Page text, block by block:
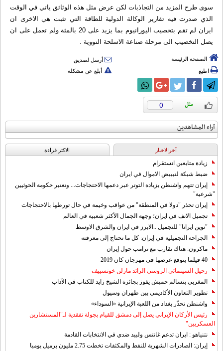
سوى طرح المزيد من التجاذبات لكن عرض مثل هذه الوثائق ياتي في الوقت
الذي صدرت فيه تقارير الوكالة الدولية للطاقة التي تثبت هي الاخرى ان
ايران لم تقم بتخصيب اليورانيوم بما يزيد على 20 بالمئة ولم تعمل على ان
يصل التخصيب الى مرحلة صناعة الاسلحة النووية .
الصفحة الرئيسة
أرسل لصديق
اطبع
أبلغ عن مشكلة
0
آراء المشاهدين
آخرالاخبار الاکثر قراءة
زيادة متابعين انستقرام
ضبط شبكة لتبييض الاموال في ايران
إيران تتهم واشنطن بزيادة التوتر عبر دعمها الاحتجاجات... وتعتبر حكومة الحوثيين
"شرعية"
إيران تحذر "دولا في المنطقة" من عواقب وخيمة في حال تورطها بالاحتجاجات
تجميل الانف في ايران؛ وجهة الجمال الأكثر شعبية في العالم
"نوين ايرانا" للتجميل ..الابرز في ايران والشرق الاوسط
الجراحة التجميلية في إيران: كل ما تحتاج إلى معرفته
ماكرون: هناك تقارب مع ترامب حول إيران
40 فيلما يتوقع عرضها في مهرجان كان 2019
رحيل السينمائي الروسي الرائد مارلن خوتسييف
المغربي بنسالم حميش يفوز بجائزة الشيخ زايد للكتاب في الآداب
تطوير التعاون الأكاديمي بين طهران وسيول
واشنطن تحذّر بغداد من اللعبة الإيرانية «السوداء»
رئيس الأركان الإيراني يصل إلى دمشق للقيام بجولة تفقدية لـ"المستشارين
العسكريين"
نتنياهو : ايران تدعم غانتس ولبيد ضدي في الانتخابات القادمة
إيران: الصادرات الشهریة للنفط والمكثفات تخطت 2.75 مليون برميل يوميا